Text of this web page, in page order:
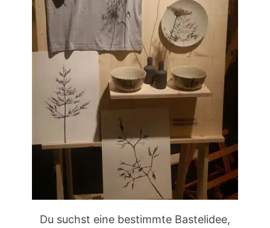
Du suchst eine bestimmte Bastelidee,